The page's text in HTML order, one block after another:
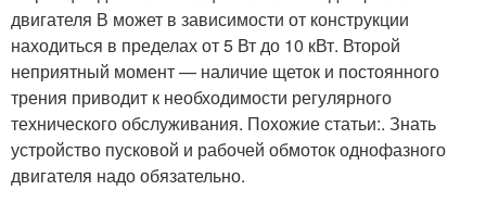
двигателя В может в зависимости от конструкции
находиться в пределах от 5 Вт до 10 кВт. Второй
неприятный момент — наличие щеток и постоянного
трения приводит к необходимости регулярного
технического обслуживания. Похожие статьи:. Знать
устройство пусковой и рабочей обмоток однофазного
двигателя надо обязательно.